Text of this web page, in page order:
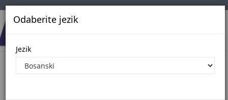
Odaberite jezik
Jezik
Pregled Dokumenata| Broj 38/26